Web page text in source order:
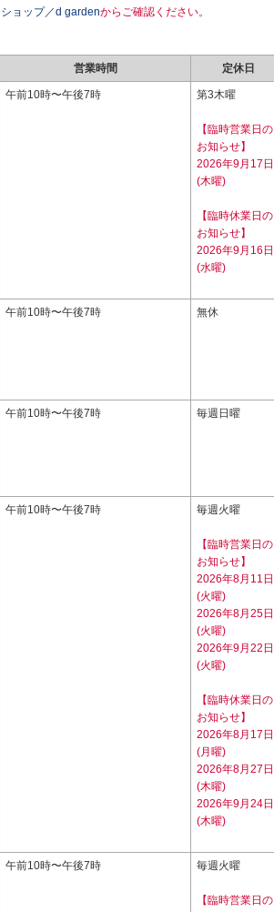
ショップ／d gardenからご確認ください。
営業時間 定休日
午前10時〜午後7時 第3木曜
【臨時営業日の
お知らせ】
2026年9月17日
(木曜)
【臨時休業日の
お知らせ】
2026年9月16日
(水曜)
午前10時〜午後7時 無休
午前10時〜午後7時 毎週日曜
午前10時〜午後7時 毎週火曜
【臨時営業日の
お知らせ】
2026年8月11日
(火曜)
2026年8月25日
(火曜)
2026年9月22日
(火曜)
【臨時休業日の
お知らせ】
2026年8月17日
(月曜)
2026年8月27日
(木曜)
2026年9月24日
(木曜)
午前10時〜午後7時 毎週火曜
【臨時営業日の